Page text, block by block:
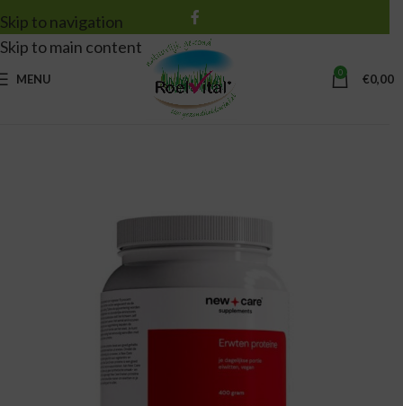
Skip to navigation
Skip to main content
MENU 0 €0,00